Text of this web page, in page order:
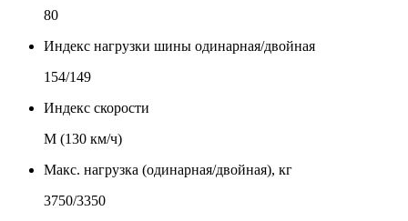
80
Индекс нагрузки шины одинарная/двойная
154/149
Индекс скорости
М (130 км/ч)
Макс. нагрузка (одинарная/двойная), кг
3750/3350